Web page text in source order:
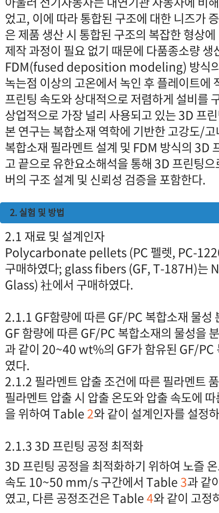
었고, 이에 따라 통합된 구조에 대한 니즈가
은 제품 생산 시 통합된 구조의 복잡한 형상
제작 과정이 필요 없기 때문에 다품종소량
FDM(fused deposition modeling) 방식의
녹는점 이상의 고온에서 녹인 후 플레이트에
프린팅 속도와 상대적으로 저렴하게 설비를
상업적으로 가장 널리 사용되고 있는 3D 프
본 연구는 복합소재 역학에 기반한 고강도/
복합소재 필라멘트 설계 및 FDM 방식의 3D
고 끝으로 유한요소해석을 통해 3D 프린팅
버의 구조 설계 및 신뢰성 검증을 포함한다.
2. 실험 및 방법
2.1 재료 및 설계인자
Polycarbonate pellets (PC 펠렛, PC-
구매하였다; glass fibers (GF, T-187H)는
Glass) 社에서 구매하였다.
2.1.1 GF함량에 따른 GF/PC 복합소재 물성
GF 함량에 따른 GF/PC 복합소재의 물성을
과 같이 20~40 wt%의 GF가 함유된 GF/PC
였다.
2.1.2 필라멘트 압출 조건에 따른 필라멘트
필라멘트 압출 시 압출 온도와 압출 속도에
을 위하여 Table2와 같이 설계인자를 설정
2.1.3 3D 프린팅 공정 최적화
3D 프린팅 공정을 최적화하기 위하여 노즐
속도 10~50 mm/s 구간에서 Table3과 같
였고, 다른 공정조건은 Table4와 같이 고정